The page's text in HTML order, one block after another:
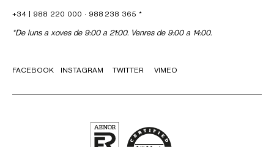
+34 | 988 220 000 · 988 238 365 *
*De luns a xoves de 9:00 a 21:00. Venres de 9:00 a 14:00.
FACEBOOK INSTAGRAM TWITTER VIMEO